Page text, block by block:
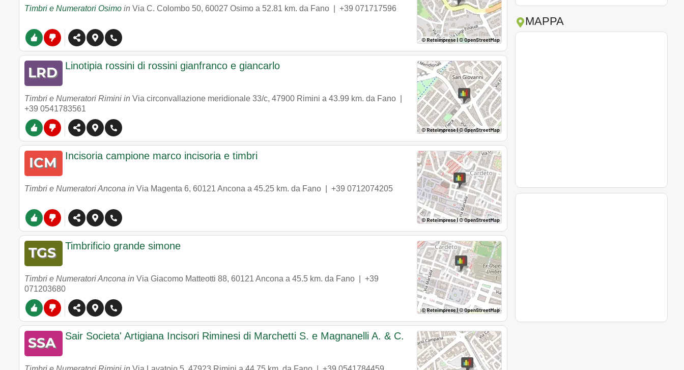
Timbri e Numeratori Osimo in Via C. Colombo 50, 60027 Osimo a 52.81 km. da Fano | +39 071717596
Linotipia rossini di rossini gianfranco e giancarlo
Timbri e Numeratori Rimini in Via circonvallazione meridionale 33/c, 47900 Rimini a 43.99 km. da Fano |
+39 0541783561
Incisoria campione marco incisoria e timbri
Timbri e Numeratori Ancona in Via Magenta 6, 60121 Ancona a 45.25 km. da Fano | +39 0712074205
Timbrificio grande simone
Timbri e Numeratori Ancona in Via Giacomo Matteotti 88, 60121 Ancona a 45.5 km. da Fano | +39
071203680
Sair Societa' Artigiana Incisori Riminesi di Marchetti S. e Magnanelli A. & C.
MAPPA